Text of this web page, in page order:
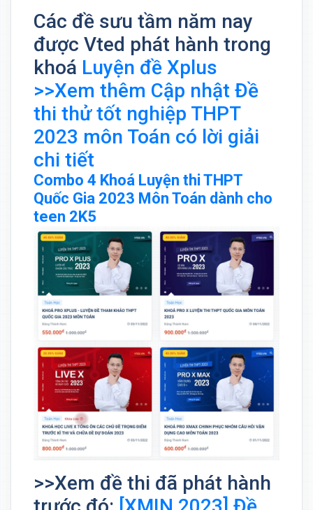
Các đề sưu tầm năm nay
được Vted phát hành trong
khoá Luyện đề Xplus
>>Xem thêm Cập nhật Đề
thi thử tốt nghiệp THPT
2023 môn Toán có lời giải
chi tiết
Combo 4 Khoá Luyện thi THPT
Quốc Gia 2023 Môn Toán dành cho
teen 2K5
>>Xem đề thi đã phát hành